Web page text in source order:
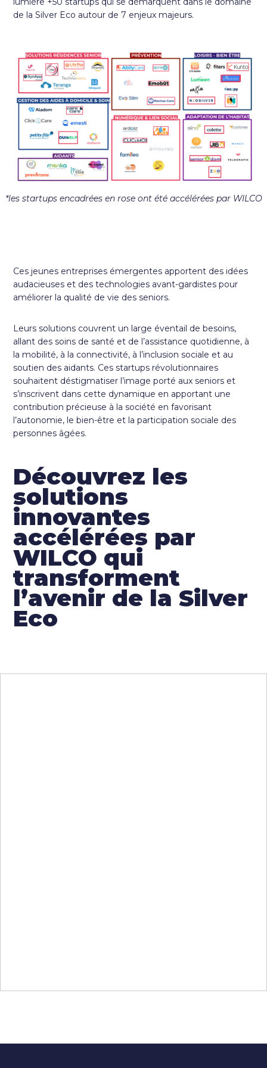
de la Silver Eco autour de 7 enjeux majeurs.
*les startups encadrées en rose ont été accélérées par WILCO
Ces jeunes entreprises émergentes apportent des idées
audacieuses et des technologies avant-gardistes pour
améliorer la qualité de vie des seniors.
Leurs solutions couvrent un large éventail de besoins,
allant des soins de santé et de l’assistance quotidienne, à
la mobilité, à la connectivité, à l’inclusion sociale et au
soutien des aidants. Ces startups révolutionnaires
souhaitent déstigmatiser l’image porté aux seniors et
s’inscrivent dans cette dynamique en apportant une
contribution précieuse à la société en favorisant
l’autonomie, le bien-être et la participation sociale des
personnes âgées.
Découvrez les
solutions
innovantes
accélérées par
WILCO qui
transforment
l’avenir de la Silver
Eco